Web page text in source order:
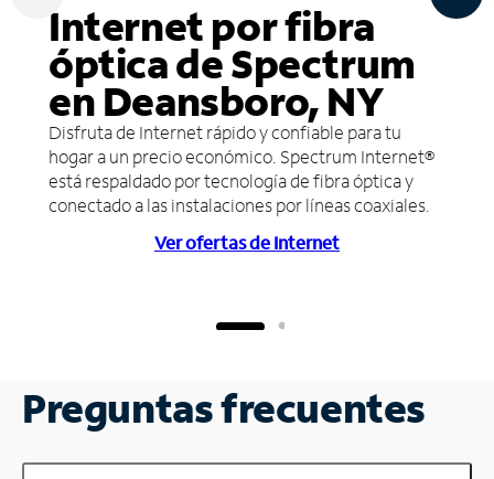
Internet por fibra
óptica de Spectrum
en Deansboro, NY
Disfruta de Internet rápido y confiable para tu
hogar a un precio económico. Spectrum Internet®
está respaldado por tecnología de fibra óptica y
conectado a las instalaciones por líneas coaxiales.
Ver ofertas de Internet
Preguntas frecuentes